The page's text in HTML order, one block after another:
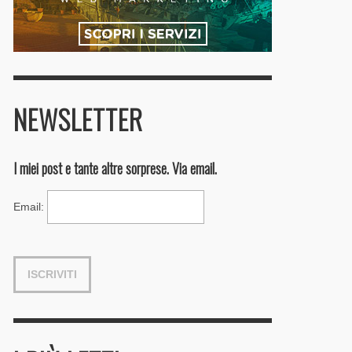
NEWSLETTER
I miei post e tante altre sorprese. Via email.
Email: